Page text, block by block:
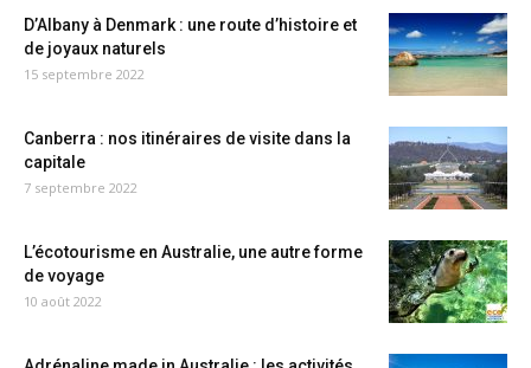
D’Albany à Denmark : une route d’histoire et
de joyaux naturels
15 septembre 2022
Canberra : nos itinéraires de visite dans la
capitale
7 septembre 2022
L’écotourisme en Australie, une autre forme
de voyage
10 août 2022